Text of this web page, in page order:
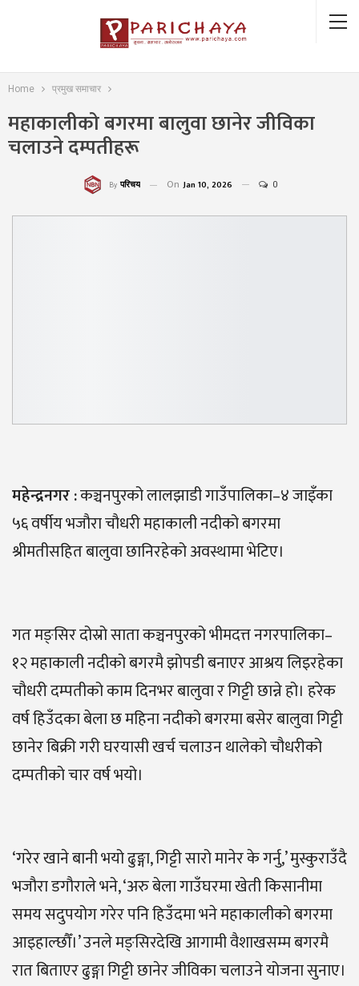
Home प्रमुख समाचार
महाकालीको बगरमा बालुवा छानेर जीविका
चलाउने दम्पतीहरू
By परिचय On Jan 10, 2026 0
महेन्द्रनगर :कञ्चनपुरको लालझाडी गाउँपालिका–४ जाइँका
५६ वर्षीय भजौरा चौधरी महाकाली नदीको बगरमा
श्रीमतीसहित बालुवा छानिरहेको अवस्थामा भेटिए।
गत मङ्सिर दोस्रो साता कञ्चनपुरको भीमदत्त नगरपालिका–
१२ महाकाली नदीको बगरमै झोपडी बनाएर आश्रय लिइरहेका
चौधरी दम्पतीको काम दिनभर बालुवा र गिट्टी छान्ने हो। हरेक
वर्ष हिउँदका बेला छ महिना नदीको बगरमा बसेर बालुवा गिट्टी
छानेर बिक्री गरी घरयासी खर्च चलाउन थालेको चौधरीको
दम्पतीको चार वर्ष भयो।
‘गरेर खाने बानी भयो ढुङ्गा, गिट्टी सारो मानेर के गर्नु,’ मुस्कुराउँदै
भजौरा डगौराले भने, ‘अरु बेला गाउँघरमा खेती किसानीमा
समय सदुपयोग गरेर पनि हिउँदमा भने महाकालीको बगरमा
आइहाल्छौँ।’ उनले मङ्सिरदेखि आगामी वैशाखसम्म बगरमै
रात बिताएर ढुङ्गा गिट्टी छानेर जीविका चलाउने योजना सुनाए।